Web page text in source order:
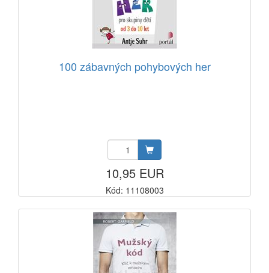
100 zábavných pohybových her
10,95 EUR
Kód: 11108003